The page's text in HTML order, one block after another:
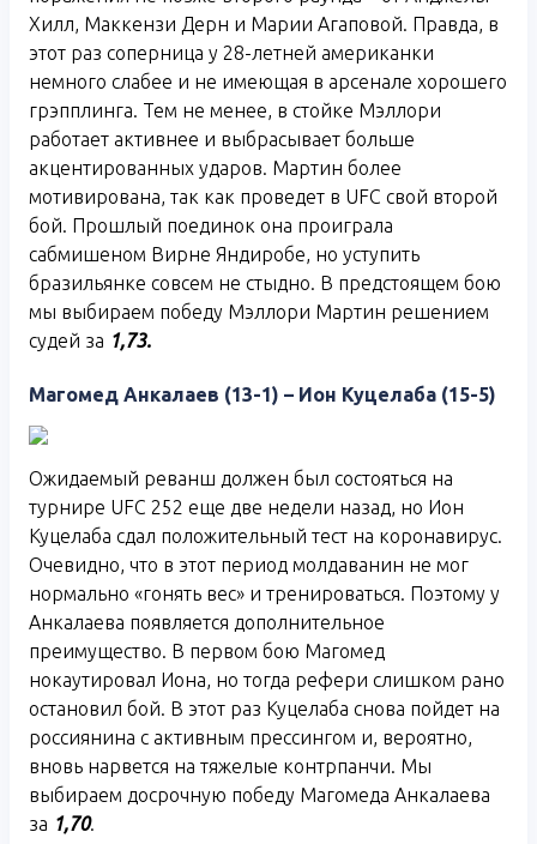
Хилл, Маккензи Дерн и Марии Агаповой. Правда, в
этот раз соперница у 28-летней американки
немного слабее и не имеющая в арсенале хорошего
грэпплинга. Тем не менее, в стойке Мэллори
работает активнее и выбрасывает больше
акцентированных ударов. Мартин более
мотивирована, так как проведет в UFC свой второй
бой. Прошлый поединок она проиграла
сабмишеном Вирне Яндиробе, но уступить
бразильянке совсем не стыдно. В предстоящем бою
мы выбираем победу Мэллори Мартин решением
судей за 1,73.
Магомед Анкалаев (13-1) – Ион Куцелаба (15-5)
Ожидаемый реванш должен был состояться на
турнире UFC 252 еще две недели назад, но Ион
Куцелаба сдал положительный тест на коронавирус.
Очевидно, что в этот период молдаванин не мог
нормально «гонять вес» и тренироваться. Поэтому у
Анкалаева появляется дополнительное
преимущество. В первом бою Магомед
нокаутировал Иона, но тогда рефери слишком рано
остановил бой. В этот раз Куцелаба снова пойдет на
россиянина с активным прессингом и, вероятно,
вновь нарвется на тяжелые контрпанчи. Мы
выбираем досрочную победу Магомеда Анкалаева
за 1,70.